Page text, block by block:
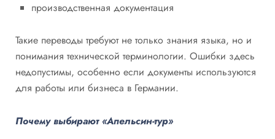
производственная документация
Такие переводы требуют не только знания языка, но и
понимания технической терминологии. Ошибки здесь
недопустимы, особенно если документы используются
для работы или бизнеса в Германии.
Почему выбирают «Апельсин-тур»